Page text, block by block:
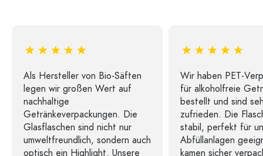
Als Hersteller von Bio-Säften
legen wir großen Wert auf
nachhaltige
Getränkeverpackungen. Die
Glasflaschen sind nicht nur
umweltfreundlich, sondern auch
optisch ein Highlight. Unsere
Wir haben PET-
für alkoholfreie
bestellt und sind
zufrieden. Die
stabil, perfekt für
Abfüllanlagen
kamen sicher